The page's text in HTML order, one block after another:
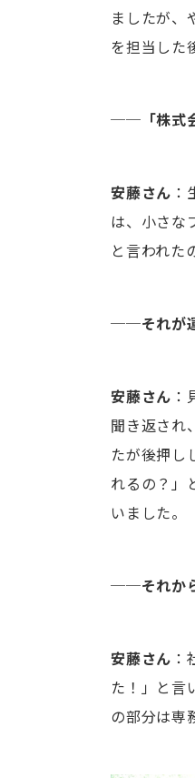
ましたが、
を担当した
──「株式
安藤さん
は、小さな
と言われた
──それが運
安藤さん
聞き返され
たが後押し
れるの？」
いました。
──それか
安藤さん
た！」と言
の部分は専